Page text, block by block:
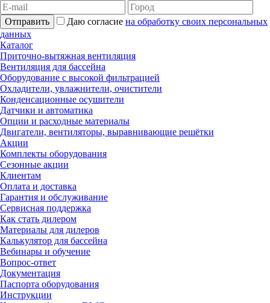
Отправить Даю согласие на обработку своих персональных
данных
Каталог
Приточно-вытяжная вентиляция
Вентиляция для бассейна
Оборудование с высокой фильтрацией
Охладители, увлажнители, очистители
Конденсационные осушители
Датчики и автоматика
Опции и расходные материалы
Двигатели, вентиляторы, выравнивающие решётки
Акции
Комплекты оборудования
Сезонные акции
Клиентам
Оплата и доставка
Гарантия и обслуживание
Сервисная поддержка
Как стать дилером
Материалы для дилеров
Калькулятор для бассейна
Вебинары и обучение
Вопрос-ответ
Документация
Паспорта оборудования
Инструкции